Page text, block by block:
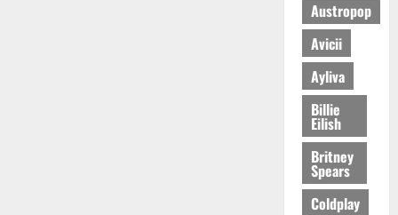
Austropop
Avicii
Ayliva
Billie
Eilish
Britney
Spears
Coldplay